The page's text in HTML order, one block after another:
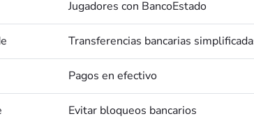
Jugadores con BancoEstado
Transferencias bancarias
Pagos en efectivo
Evitar bloqueos bancarios